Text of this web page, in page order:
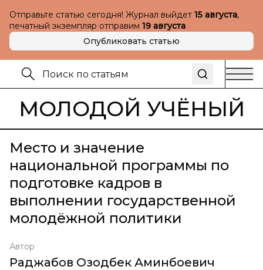
Отправьте статью сегодня! Журнал выйдет 15 августа,
печатный экземпляр отправим 19 августа
Опубликовать статью
МОЛОДОЙ УЧЁНЫЙ
Место и значение
национальной программы по
подготовке кадров в
выполнении государственной
молодёжной политики
Автор
Раджабов Озодбек Аминбоевич